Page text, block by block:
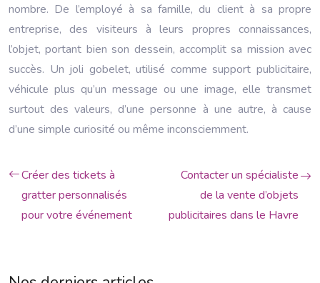
nombre. De l’employé à sa famille, du client à sa propre
entreprise, des visiteurs à leurs propres connaissances,
l’objet, portant bien son dessein, accomplit sa mission avec
succès. Un joli gobelet, utilisé comme support publicitaire,
véhicule plus qu’un message ou une image, elle transmet
surtout des valeurs, d’une personne à une autre, à cause
d’une simple curiosité ou même inconsciemment.
Créer des tickets à
gratter personnalisés
pour votre événement
Contacter un spécialiste
de la vente d’objets
publicitaires dans le Havre